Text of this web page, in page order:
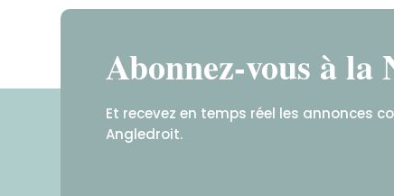
Abonnez-vous à la
Et recevez en temps réel les annonces
Angledroit.